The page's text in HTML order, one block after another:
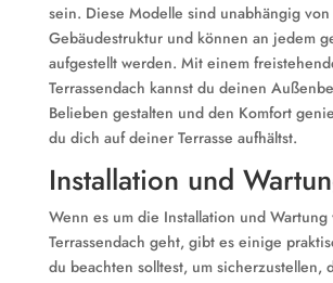
sein. Diese Modelle sind unabhängig
Gebäudestruktur und können an jedem
aufgestellt werden. Mit einem
Terrassendach kannst du deinen
Belieben gestalten und den Komfort
du dich auf deiner Terrasse aufhältst.
Installation und
Wenn es um die Installation und Wartung
Terrassendach geht, gibt es einige
du beachten solltest, um sicherzustellen,